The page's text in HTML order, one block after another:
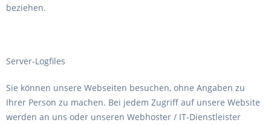
beziehen.
Server-Logfiles
Sie können unsere Webseiten besuchen, ohne Angaben zu
Ihrer Person zu machen. Bei jedem Zugriff auf unsere Website
werden an uns oder unseren Webhoster / IT-Dienstleister